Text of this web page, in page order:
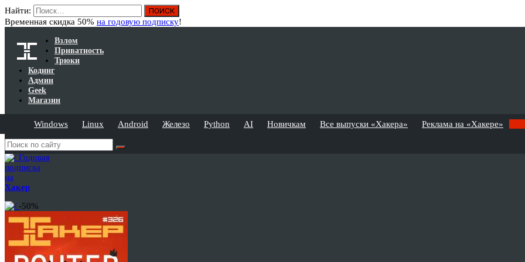
Найти:
Временная скидка 50% на годовую подписку!
Взлом
Приватность
Трюки
Кодинг
Админ
Geek
Магазин
Windows Linux Android Железо Python AI Новичкам Все выпуски «Хакера» Реклама на «Хакере»
Годовая
подписка
на
Хакер
-50%